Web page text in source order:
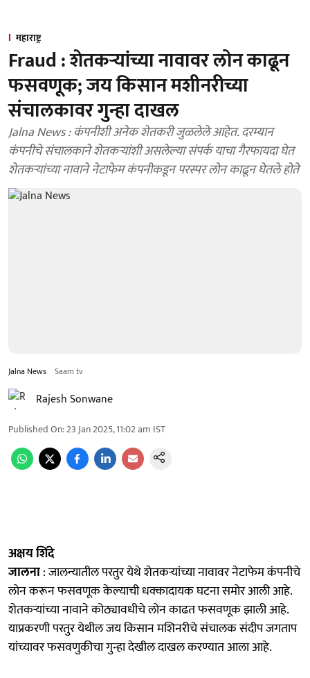
महाराष्ट्र
Fraud : शेतकऱ्यांच्या नावावर लोन काढून
फसवणूक; जय किसान मशीनरीच्या
संचालकावर गुन्हा दाखल
Jalna News : कंपनीशी अनेक शेतकरी जुळलेले आहेत. दरम्यान
कंपनीचे संचालकाने शेतकऱ्यांशी असलेल्या संपर्क याचा गैरफायदा घेत
शेतकऱ्यांच्या नावाने नेटाफेम कंपनीकडून परस्पर लोन काढून घेतले होते
Jalna News Saam tv
Rajesh Sonwane
Published On:23 Jan 2025, 11:02 am IST
अक्षय शिंदे
जालना: जालन्यातील परतुर येथे शेतकऱ्यांच्या नावावर नेटाफेम कंपनीचे
लोन करून फसवणूक केल्याची धक्कादायक घटना समोर आली आहे.
शेतकऱ्यांच्या नावाने कोठ्यावधीचे लोन काढत फसवणूक झाली आहे.
याप्रकरणी परतुर येथील जय किसान मशिनरीचे संचालक संदीप जगताप
यांच्यावर फसवणुकीचा गुन्हा देखील दाखल करण्यात आला आहे.